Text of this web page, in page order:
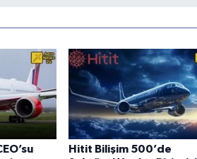
Hitit Bilişim 500’de